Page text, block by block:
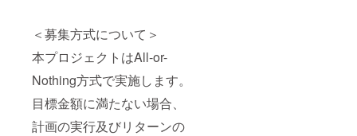
＜募集方式について＞
本プロジェクトはAll-or-
Nothing方式で実施します。
目標金額に満たない場合、
計画の実行及びリターンの